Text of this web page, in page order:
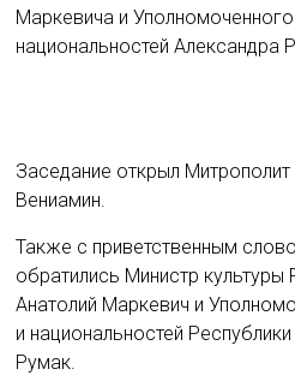
Маркевича и
национальностей Александра
Заседание открыл
Вениамин.
Также с приветственным
обратились Министр культуры
Анатолий Маркевич и
и национальностей
Румак.